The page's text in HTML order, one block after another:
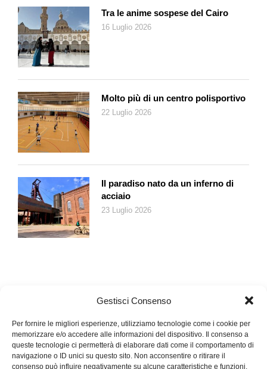
Gestisci Consenso
Per fornire le migliori esperienze, utilizziamo tecnologie come i cookie per
memorizzare e/o accedere alle informazioni del dispositivo. Il consenso a
queste tecnologie ci permetterà di elaborare dati come il comportamento di
navigazione o ID unici su questo sito. Non acconsentire o ritirare il
consenso può influire negativamente su alcune caratteristiche e funzioni.
scintilla che mette in moto un motore».
The Cleaner, si intitola la mostra organizzata da Palazzo
Strozzi in collaborazione con il Moderna Museet di Stoccolma,
il Louisiana Museum of Modern Art e la Bundeskunsthalle di
Bonn. Anche per Marina è giunto il momento di «fare pulizia del
passato, della memoria e del destino» per tenere solo quello
che serve.
Ottimo allestimento, buone le luci come il catalogo.
Tra le anime sospese del Cairo
16 Luglio 2026
Molto più di un centro polisportivo
22 Luglio 2026
Il paradiso nato da un inferno di
acciaio
23 Luglio 2026